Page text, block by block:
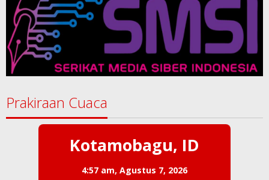
Prakiraan Cuaca
Kotamobagu, ID
4:57 am, Agustus 7, 2026